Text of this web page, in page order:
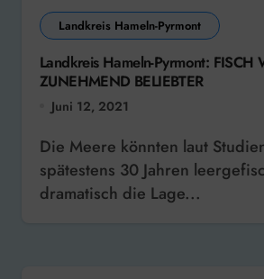
Landkreis Hameln-Pyrmont
Landkreis Hameln-Pyrmont: FISCH
ZUNEHMEND BELIEBTER
Juni 12, 2021
Die Meere könnten laut Studien in
spätestens 30 Jahren
dramatisch die Lage...